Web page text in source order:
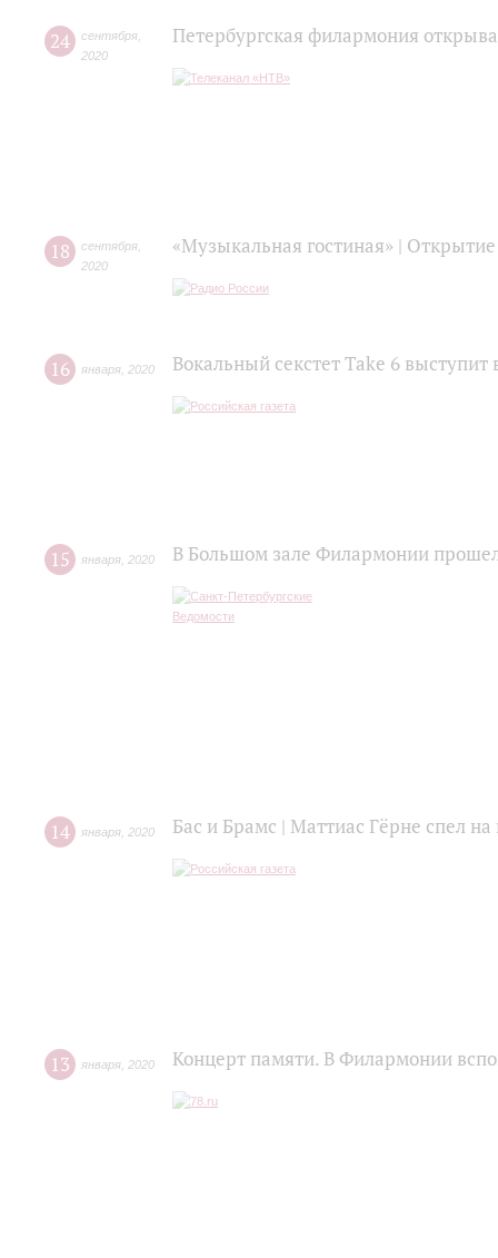
24 сентября
2020
Петербургская филармония
18 сентября
2020
«Музыкальная гостиная» |
16 января 2020 Вокальный секстет Take 6 выступит
15 января 2020 В Большом зале Филармонии
14 января 2020 Бас и Брамс | Маттиас Гёрне спел
13 января 2020 Концерт памяти. В Филармонии